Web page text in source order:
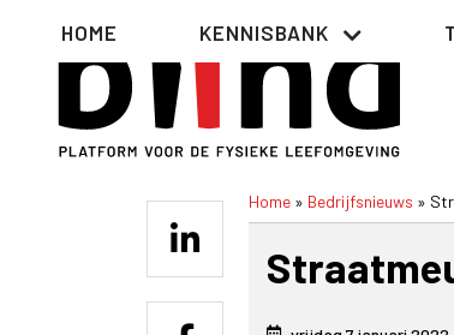
Hoofdnavigatie
HOME KENNISBANK
Home Bedrijfsnieuws